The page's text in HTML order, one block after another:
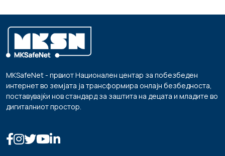
MKSafeNet - првиот Национален центар за побезбеден
интернет во земјата ја трансформира онлајн безбедноста,
поставувајќи нов стандард за заштита на децата и младите во
дигиталниот простор.